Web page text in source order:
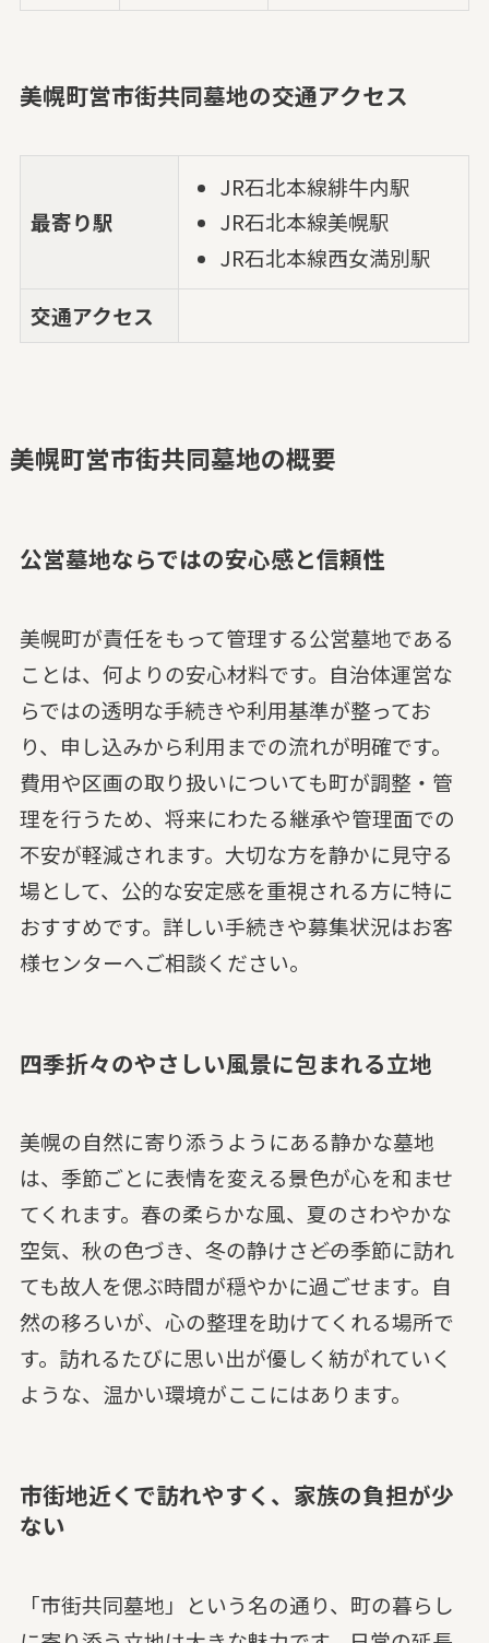
美幌町営市街共同墓地の交通アクセス
最寄り駅
JR石北本線緋牛内駅
JR石北本線美幌駅
JR石北本線西女満別駅
交通アクセス
美幌町営市街共同墓地の概要
公営墓地ならではの安心感と信頼性
美幌町が責任をもって管理する公営墓地である
ことは、何よりの安心材料です。自治体運営な
らではの透明な手続きや利用基準が整ってお
り、申し込みから利用までの流れが明確です。
費用や区画の取り扱いについても町が調整・管
理を行うため、将来にわたる継承や管理面での
不安が軽減されます。大切な方を静かに見守る
場として、公的な安定感を重視される方に特に
おすすめです。詳しい手続きや募集状況はお客
様センターへご相談ください。
四季折々のやさしい風景に包まれる立地
美幌の自然に寄り添うようにある静かな墓地
は、季節ごとに表情を変える景色が心を和ませ
てくれます。春の柔らかな風、夏のさわやかな
空気、秋の色づき、冬の静けさ――どの季節に訪れ
ても故人を偲ぶ時間が穏やかに過ごせます。自
然の移ろいが、心の整理を助けてくれる場所で
す。訪れるたびに思い出が優しく紡がれていく
ような、温かい環境がここにはあります。
市街地近くで訪れやすく、家族の負担が少
ない
「市街共同墓地」という名の通り、町の暮らし